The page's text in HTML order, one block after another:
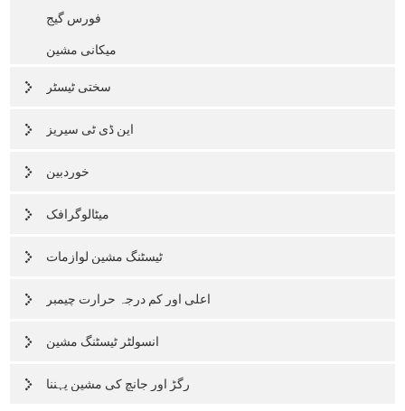
فورس گیج
میکانی مشین
سختی ٹیسٹر
این ڈی ٹی سیریز
خوردبین
میٹالوگرافک
ٹیسٹنگ مشین لوازمات
اعلی اور کم درجہ حرارت چیمبر
انسولٹر ٹیسٹنگ مشین
رگڑ اور جانچ کی مشین پہننا